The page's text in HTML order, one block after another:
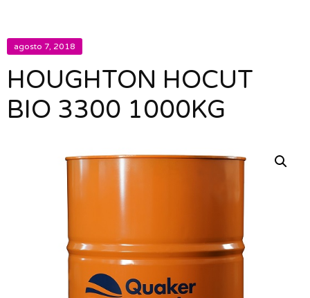
agosto 7, 2018
HOUGHTON HOCUT
BIO 3300 1000KG